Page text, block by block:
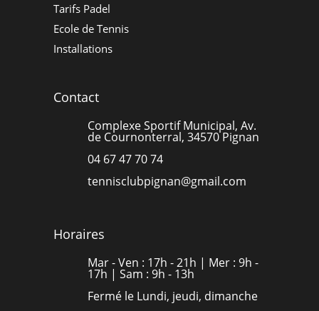
Tarifs Padel
Ecole de Tennis
Installations
Contact
Complexe Sportif Municipal, Av.
de Cournonterral, 34570 Pignan
04 67 47 70 74
tennisclubpignan@gmail.com
Horaires
Mar - Ven : 17h - 21h | Mer : 9h -
17h | Sam : 9h - 13h
Fermé le Lundi, jeudi, dimanche